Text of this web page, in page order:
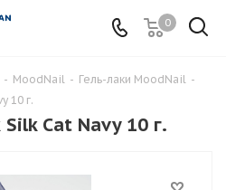
0
- MoodNail - Гель-лаки MoodNail -
10 г.
Cat Navy 10 г.